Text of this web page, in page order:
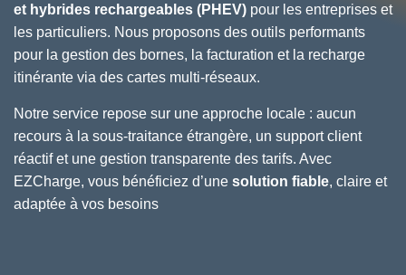
et hybrides rechargeables (PHEV) pour les entreprises et
les particuliers. Nous proposons des outils performants
pour la gestion des bornes, la facturation et la recharge
itinérante via des cartes multi-réseaux.
Notre service repose sur une approche locale : aucun
recours à la sous-traitance étrangère, un support client
réactif et une gestion transparente des tarifs. Avec
EZCharge, vous bénéficiez d’une solution fiable, claire et
adaptée à vos besoins